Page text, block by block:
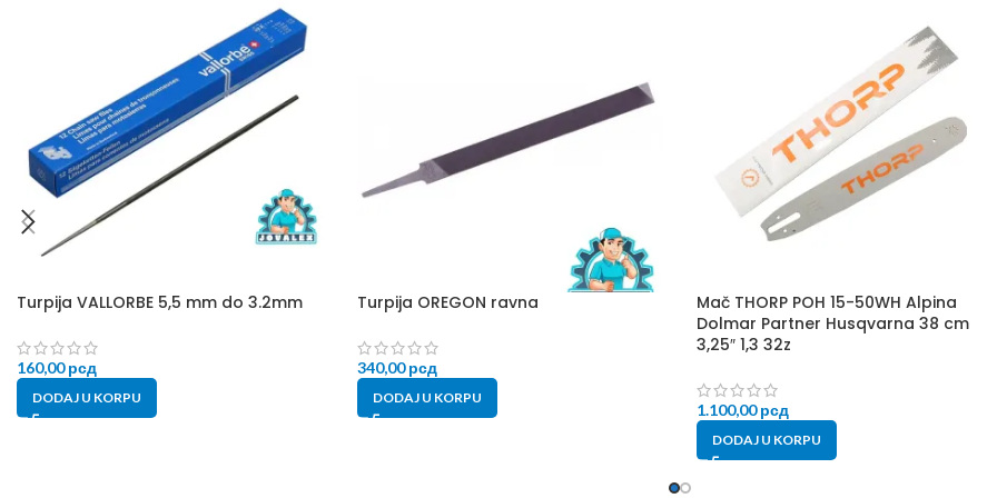
Turpija VALLORBE 5,5 mm do 3.2mm
160,00рсд
DODAJ U KORPU
Turpija OREGON ravna
340,00рсд
DODAJ U KORPU
Mač THORP POH 15-50WH Alpina
Dolmar Partner Husqvarna 38 cm
3,25″ 1,3 32z
1.100,00рсд
DODAJ U KORPU